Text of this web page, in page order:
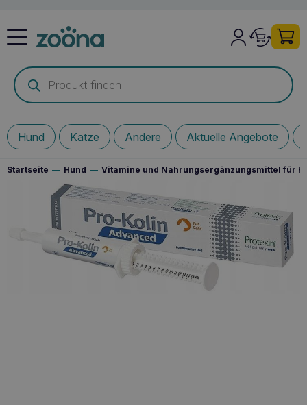
Products
search
Hund Katze Andere Aktuelle Angebote
Startseite — Hund — Vitamine und Nahrungsergänzungsmittel für